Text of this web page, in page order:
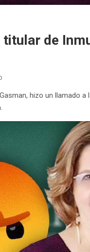
titular de
hizo un llamado